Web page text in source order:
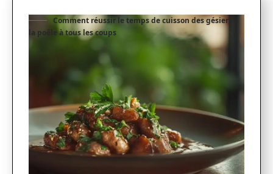
Comment réussir le temps de cuisson des gésiers à
la poêle à tous les coups